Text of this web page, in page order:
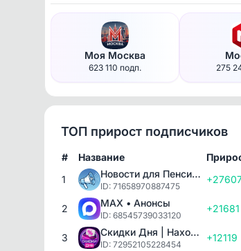
Моя Москва
623 110 подп. 275
ТОП прирост подписчиков
# Название
1
Новости для Пенсионеров!
ID: 71658970887475
2 MAX • Анонсы
ID: 68545739033120
+21681
3 Скидки Дня | Находки с Wildberries | Скидки | Акции
ID: 72952105228454
+12119